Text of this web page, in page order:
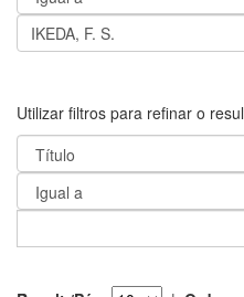
Utilizar filtros para refinar o